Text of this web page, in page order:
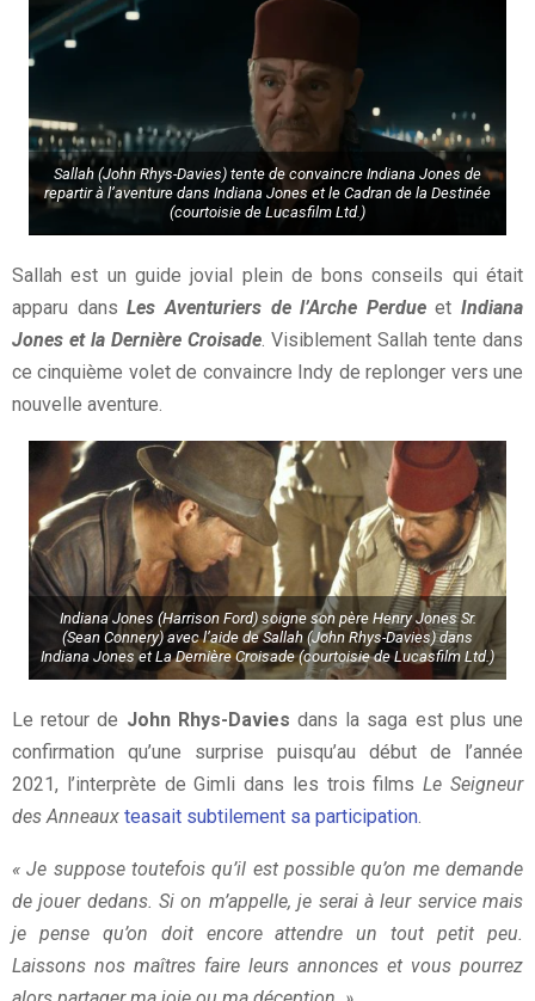
Sallah (John Rhys-Davies) tente de convaincre Indiana Jones de
repartir à l’aventure dans Indiana Jones et le Cadran de la Destinée
(courtoisie de Lucasfilm Ltd.)
Sallah est un guide jovial plein de bons conseils qui était
apparu dansLes Aventuriers de l’Arche Perdueet Indiana
Jones et la Dernière Croisade . Visiblement Sallah tente dans
ce cinquième volet de convaincre Indy de replonger vers une
nouvelle aventure.
Indiana Jones (Harrison Ford) soigne son père Henry Jones Sr.
(Sean Connery) avec l’aide de Sallah (John Rhys-Davies) dans
Indiana Jones et La Dernière Croisade (courtoisie de Lucasfilm Ltd.)
Le retour de John Rhys-Davies dans la saga est plus une
confirmation qu’une surprise puisqu’au début de l’année
2021, l’interprète de Gimli dans les trois films Le Seigneur
des Anneaux teasait subtilement sa participation
« Je suppose toutefois qu’il est possible qu’on me demande
de jouer dedans. Si on m’appelle, je serai à leur service mais
je pense qu’on doit encore attendre un tout petit peu.
Laissons nos maîtres faire leurs annonces et vous pourrez